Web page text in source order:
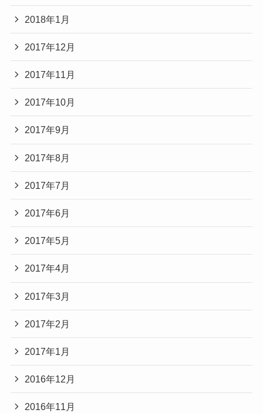
2018年1月
2017年12月
2017年11月
2017年10月
2017年9月
2017年8月
2017年7月
2017年6月
2017年5月
2017年4月
2017年3月
2017年2月
2017年1月
2016年12月
2016年11月